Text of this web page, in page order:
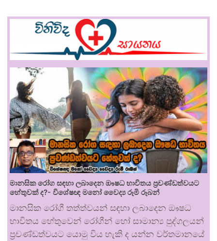
මානසික රෝග සඳහා ලබාදෙන ඖෂධ භාවිතය ප්‍රචණ්ඩත්වයට
හේතුවක් ද?- විශේෂඥ මනෝ වෛද්‍ය රූමි රූබන්
මානසික රෝගී තත්ත්වයන් සඳහා ලබාදෙන ඖෂධ
භාවිතය හේතුවෙන් රෝගීන් හෝ සාමාන්‍ය පුද්ගලයන්
ප්‍රචණ්ඩත්වයට යොමු විය හැකි ද යන්න වර්තමානයේ